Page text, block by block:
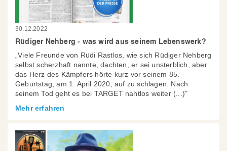
30.12.2022
Rüdiger Nehberg - was wird aus seinem Lebenswerk?
„Viele Freunde von Rüdi Rastlos, wie sich Rüdiger Nehberg
selbst scherzhaft nannte, dachten, er sei unsterblich, aber
das Herz des Kämpfers hörte kurz vor seinem 85.
Geburtstag, am 1. April 2020, auf zu schlagen. Nach
seinem Tod geht es bei TARGET nahtlos weiter (...)"
Mehr erfahren